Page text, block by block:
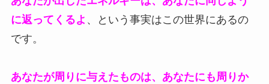
に返ってくるよ 、という事実はこの世界にあるの
です。
あなたが周りに与えたものは、あなたにも周りか